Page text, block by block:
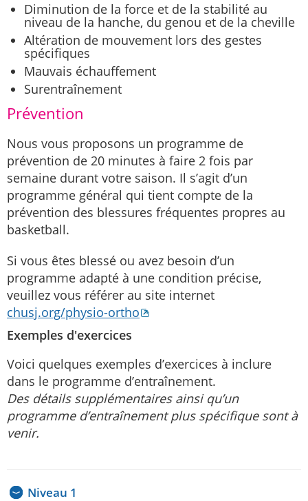
Diminution de la force et de la stabilité au
niveau de la hanche, du genou et de la cheville
Altération de mouvement lors des gestes
spécifiques
Mauvais échauffement
Surentraînement
Prévention
Nous vous proposons un programme de
prévention de 20 minutes à faire 2 fois par
semaine durant votre saison. Il s’agit d’un
programme général qui tient compte de la
prévention des blessures fréquentes propres au
basketball.
Si vous êtes blessé ou avez besoin d’un
programme adapté à une condition précise,
veuillez vous référer au site internet
chusj.org/physio-ortho
Exemples d'exercices
Voici quelques exemples d’exercices à inclure
dans le programme d’entraînement.
Des détails supplémentaires ainsi qu’un
programme d’entraînement plus spécifique sont à
venir.
Niveau 1